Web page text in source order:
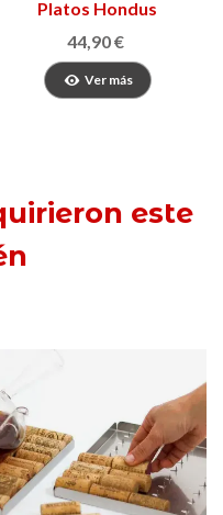
Platos Hondus
44,90 €
Ver más
este